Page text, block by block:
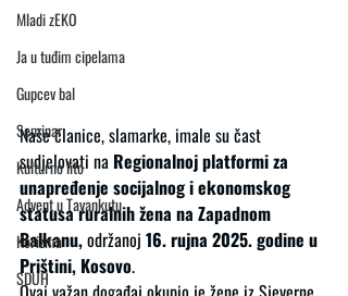
Mladi zEKO
Ja u tuđim cipelama
Gupcev bal
Seminar
Kulturno lito
Advent u Tavankutu
Korizma
SDUH
Naše članice, slamarke, imale su čast
sudjelovati na Regionalnoj platformi za
unapređenje socijalnog i ekonomskog
statusa ruralnih žena na Zapadnom
Balkanu, održanoj 16. rujna 2025. godine u
Prištini, Kosovo.